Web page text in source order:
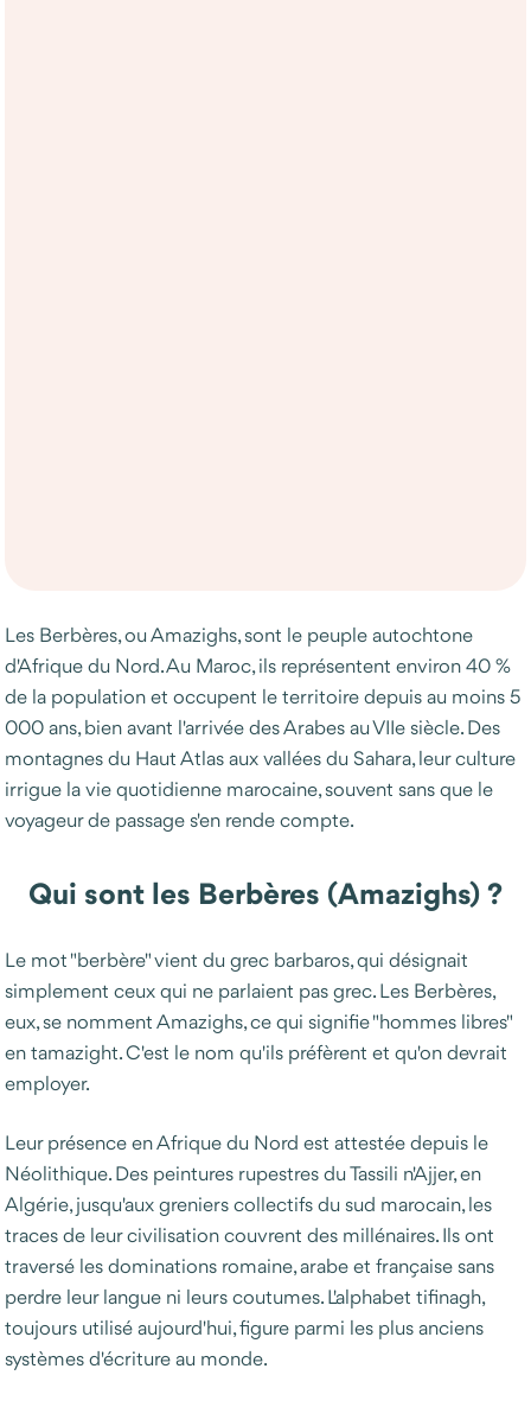
Les Berbères, ou Amazighs, sont le peuple autochtone
d'Afrique du Nord. Au Maroc, ils représentent environ 40 %
de la population et occupent le territoire depuis au moins 5
000 ans, bien avant l'arrivée des Arabes au VIIe siècle. Des
montagnes du Haut Atlas aux vallées du Sahara, leur culture
irrigue la vie quotidienne marocaine, souvent sans que le
voyageur de passage s'en rende compte.
Qui sont les Berbères (Amazighs) ?
Le mot "berbère" vient du grec barbaros, qui désignait
simplement ceux qui ne parlaient pas grec. Les Berbères,
eux, se nomment Amazighs, ce qui signifie "hommes libres"
en tamazight. C'est le nom qu'ils préfèrent et qu'on devrait
employer.
Leur présence en Afrique du Nord est attestée depuis le
Néolithique. Des peintures rupestres du Tassili n'Ajjer, en
Algérie, jusqu'aux greniers collectifs du sud marocain, les
traces de leur civilisation couvrent des millénaires. Ils ont
traversé les dominations romaine, arabe et française sans
perdre leur langue ni leurs coutumes. L'alphabet tifinagh,
toujours utilisé aujourd'hui, figure parmi les plus anciens
systèmes d'écriture au monde.